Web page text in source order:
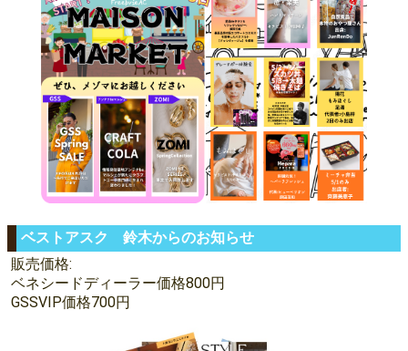
ベストアスク 鈴木からのお知らせ
販売価格:
ベネシードディーラー価格800円
GSSVIP価格700円